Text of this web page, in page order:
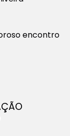
encontro